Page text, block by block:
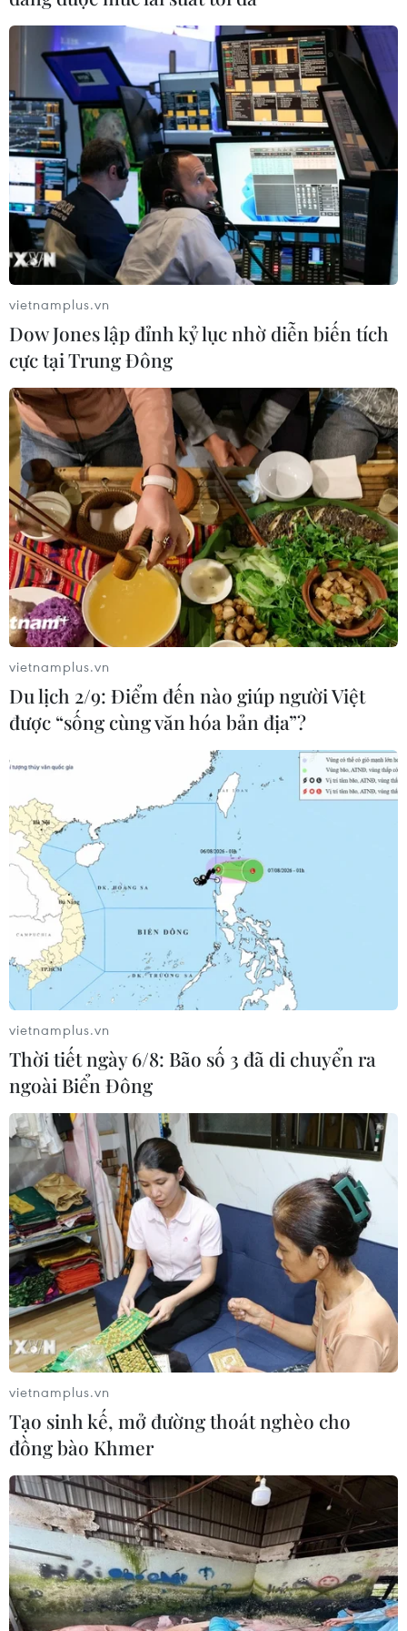
TIN CÙNG CHUYÊN MỤC
Bất chấp nắng nóng kỷ lục, du khách
châu Á vẫn đổ sang châu Âu
05/08/2026 23:27
Đâm dao ở trung tâm London, một
nữ nghi phạm bị bắt giữ
05/08/2026 15:07
Công an Lào Cai kịp thời cứu nạn, hỗ
trợ người dân trong tình huống khẩn
cấp
05/08/2026 10:10
Hơn 100 người thiệt mạng trong mùa
mưa khốc liệt ở Ấn Độ
05/08/2026 09:39
Cách các sân bay Mỹ rút ngắn thời
gian làm thủ tục
vietnamplus.vn
Dow Jones lập đỉnh kỷ lục nhờ diễn biến tích
cực tại Trung Đông
vietnamplus.vn
Du lịch 2/9: Điểm đến nào giúp người Việt
được “sống cùng văn hóa bản địa”?
vietnamplus.vn
Thời tiết ngày 6/8: Bão số 3 đã di chuyển ra
ngoài Biển Đông
vietnamplus.vn
Tạo sinh kế, mở đường thoát nghèo cho
đồng bào Khmer